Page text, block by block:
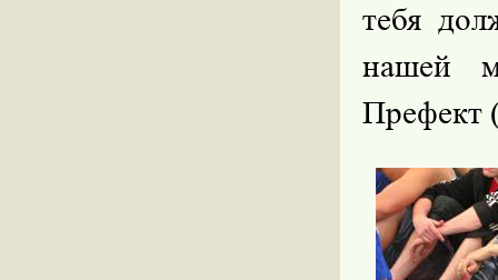
тебя
нашей
Префект